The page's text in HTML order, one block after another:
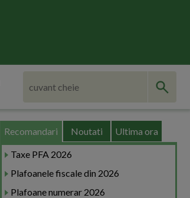
Recomandari Noutati Ultima ora
Taxe PFA 2026
Plafoanele fiscale din 2026
Plafoane numerar 2026